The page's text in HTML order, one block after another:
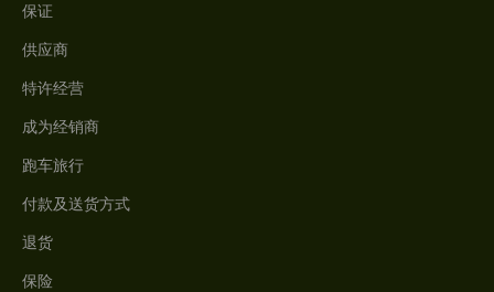
保证
供应商
特许经营
成为经销商
跑车旅行
付款及送货方式
退货
保险